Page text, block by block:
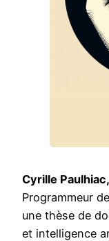
Cyrille
Programmeur
une thèse de
et intelligence